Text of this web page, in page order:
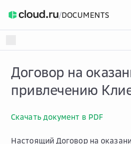
/DOCUMENTS
Договор на
привлечению
Скачать документ в PDF
Настоящий Договор на